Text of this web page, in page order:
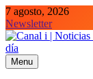
Skip
to
content
7 agosto, 2026
Newsletter
Canal i | Noticias
Menu